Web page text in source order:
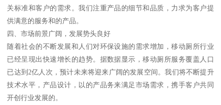
关标准和客户的需求。我们注重产品的细节和品质，力求为客户提
供满意的服务和的产品。
四、市场前景广阔，发展势头良好
随着社会的不断发展和人们对环保设施的需求增加，移动厕所行业
已经呈现出快速增长的趋势。据数据显示，移动厕所服务覆盖人口
已达到2亿人次，预计未来将迎来广阔的发展空间。我们将不断提升
技术水平，产品设计，以的产品务来满足市场需求，携手客户共同
开创行业发展的。